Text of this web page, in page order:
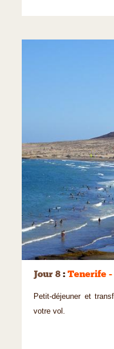
Jour 8 : Tenerife -
Petit-déjeuner et
votre vol.